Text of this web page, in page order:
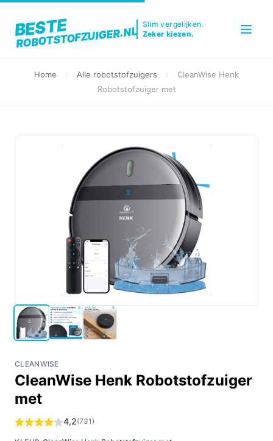
BESTE
ROBOTSTOFZUIGER.NL
Slim vergelijken.
Zeker kiezen.
Home / Alle robotstofzuigers /
CleanWise Henk
Robotstofzuiger met
CLEANWISE
CleanWise Henk Robotstofzuiger
met
4,2(731)